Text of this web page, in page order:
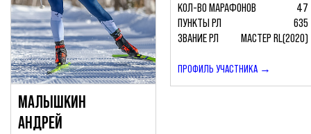
МАЛЫШКИН
АНДРЕЙ
КОЛ-ВО МАРАФОНОВ
47
ПУНКТЫ РЛ
635
ЗВАНИЕ РЛ
МАСТЕР RL(2020)
ПРОФИЛЬ УЧАСТНИКА →